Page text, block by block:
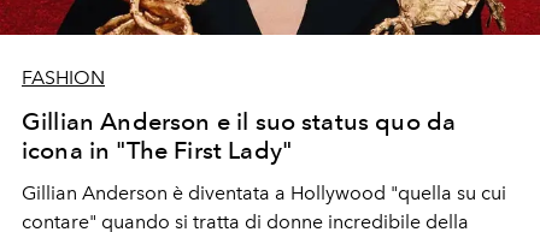
FASHION
Gillian Anderson e il suo status quo da
icona in "The First Lady"
Gillian Anderson è diventata a Hollywood "quella su cui
contare" quando si tratta di donne incredibile della